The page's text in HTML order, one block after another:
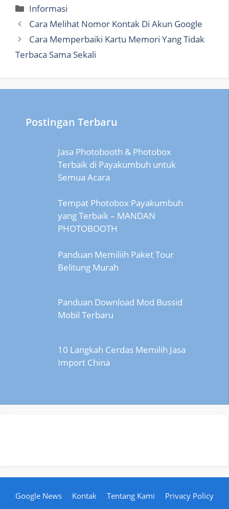
Categories
Informasi
Cara Melihat Nomor Kontak Di Akun Google
Cara Memperbaiki Kartu Memori Yang Tidak
Terbaca Sama Sekali
Postingan Terbaru
Jasa Photobooth & Photobox
Terbaik di Payakumbuh untuk
Semua Acara
Tempat Photobox Payakumbuh
yang Terbaik – MANDAN
PHOTOBOOTH
Panduan Memiliih Paket Tour
Belitung Murah
Panduan Download Mod Bussid
Mobil Terbaru
10 Langkah Cerdas Memilih Jasa
Import China
Google News Kontak Tentang Kami Privacy Policy